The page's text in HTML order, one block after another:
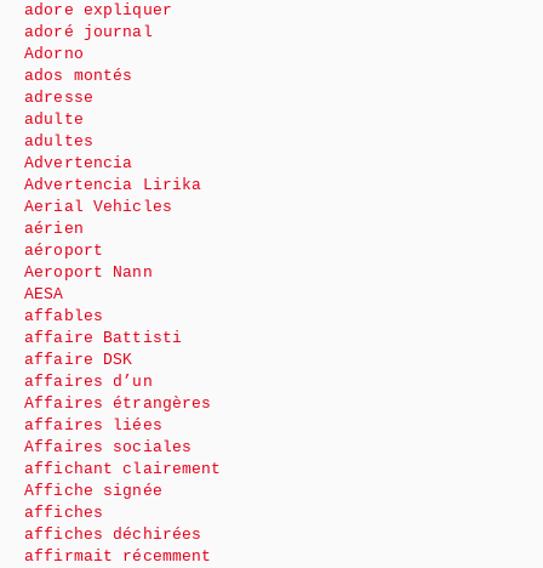
adore expliquer
adoré journal
Adorno
ados montés
adresse
adulte
adultes
Advertencia
Advertencia Lirika
Aerial Vehicles
aérien
aéroport
Aeroport Nann
AESA
affables
affaire Battisti
affaire DSK
affaires d’un
Affaires étrangères
affaires liées
Affaires sociales
affichant clairement
Affiche signée
affiches
affiches déchirées
affirmait récemment